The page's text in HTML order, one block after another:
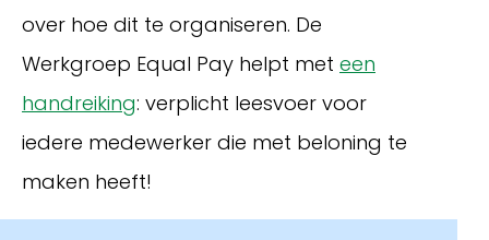
Inloggen
over hoe dit te organiseren. De
Werkgroep Equal Pay helpt met een
handreiking: verplicht leesvoer voor
iedere medewerker die met beloning te
maken heeft!